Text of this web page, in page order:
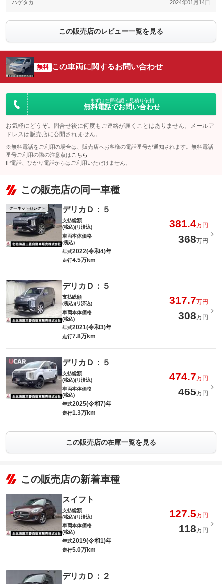
ハゲタカ 2024年01月14日
この販売店のレビュー一覧を見る
無料 この車両に関するお問い合わせ
まずは在庫確認・見積り依頼
無料電話でお問い合わせ
お気軽にどうぞ。問合せ後に何度もご連絡が届くことはありません。メールア
ドレスは販売店に公開されません。
※無料電話をご利用の場合は、販売店へお客様の電話番号が通知されます。無料電話
番号ご利用の際の注意点は こちら
IP電話、ひかり電話からはご利用いただけません。
この販売店の同一車種
グーネットセレクト デリカＤ：５
支払総額
(税込)(リ済込)
381.4万円
車両本体価格
(税込)
368万円
年式2022(令和4)年
走行4.5万km
デリカＤ：５
支払総額
(税込)(リ済込)
317.7万円
車両本体価格
(税込)
308万円
年式2021(令和3)年
走行7.8万km
デリカＤ：５
支払総額
(税込)(リ済込)
474.7万円
車両本体価格
(税込)
465万円
年式2025(令和7)年
走行1.3万km
この販売店の在庫一覧を見る
この販売店の新着車種
スイフト
支払総額
(税込)(リ済込)
127.5万円
車両本体価格
(税込)
118万円
年式2019(令和1)年
走行5.0万km
デリカＤ：２